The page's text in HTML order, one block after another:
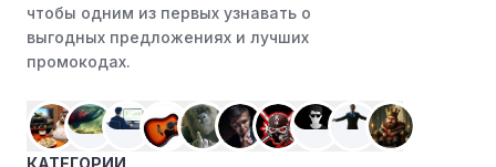
чтобы одним из первых узнавать о
выгодных предложениях и лучших
промокодах.